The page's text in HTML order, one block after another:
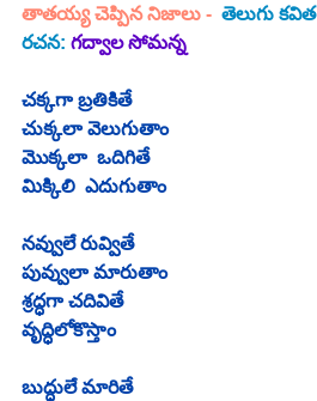
తాతయ్య చెప్పిన నిజాలు - తెలుగు కవిత
రచన: గద్వాల సోమన్న
చక్కగా బ్రతికితే
చుక్కలా వెలుగుతాం
మొక్కలా  ఒదిగితే
మిక్కిలి  ఎదుగుతాం
నవ్వులే రువ్వితే
పువ్వులా మారుతాం
శ్రద్ధగా చదివితే
వృద్ధిలోకొస్తాం
బుద్ధులే మారితే